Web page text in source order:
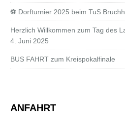
⚽ Dorfturnier 2025 beim TuS
Herzlich Willkommen zum Tag des
4. Juni 2025
BUS FAHRT zum Kreispokalfinale
ANFAHRT